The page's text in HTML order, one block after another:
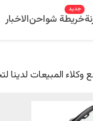
خريطة شواحن
جديد
الاخبار
وكلاء المبيعات